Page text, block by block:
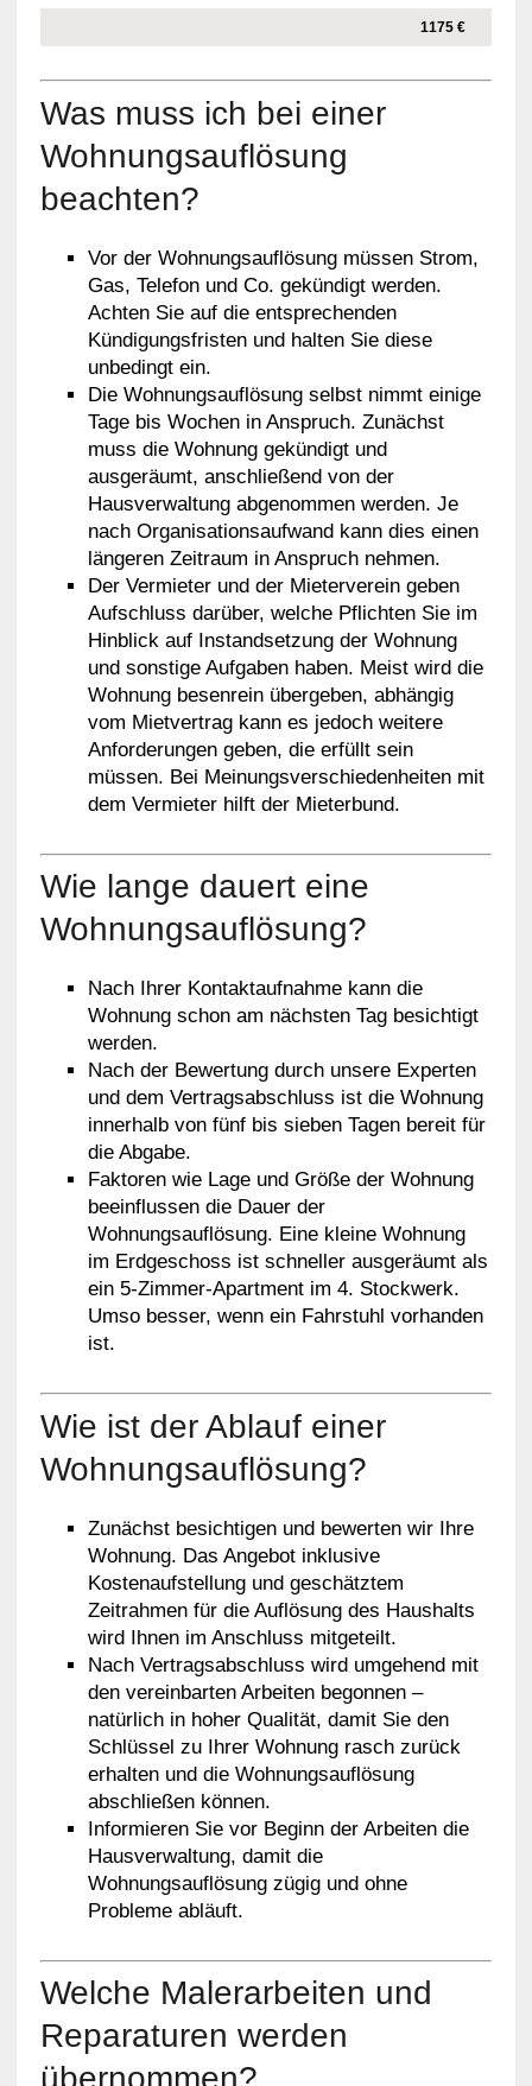
1175 €
Was muss ich bei einer
Wohnungsauflösung
beachten?
Vor der Wohnungsauflösung müssen Strom,
Gas, Telefon und Co. gekündigt werden.
Achten Sie auf die entsprechenden
Kündigungsfristen und halten Sie diese
unbedingt ein.
Die Wohnungsauflösung selbst nimmt einige
Tage bis Wochen in Anspruch. Zunächst
muss die Wohnung gekündigt und
ausgeräumt, anschließend von der
Hausverwaltung abgenommen werden. Je
nach Organisationsaufwand kann dies einen
längeren Zeitraum in Anspruch nehmen.
Der Vermieter und der Mieterverein geben
Aufschluss darüber, welche Pflichten Sie im
Hinblick auf Instandsetzung der Wohnung
und sonstige Aufgaben haben. Meist wird die
Wohnung besenrein übergeben, abhängig
vom Mietvertrag kann es jedoch weitere
Anforderungen geben, die erfüllt sein
müssen. Bei Meinungsverschiedenheiten mit
dem Vermieter hilft der Mieterbund.
Wie lange dauert eine
Wohnungsauflösung?
Nach Ihrer Kontaktaufnahme kann die
Wohnung schon am nächsten Tag besichtigt
werden.
Nach der Bewertung durch unsere Experten
und dem Vertragsabschluss ist die Wohnung
innerhalb von fünf bis sieben Tagen bereit für
die Abgabe.
Faktoren wie Lage und Größe der Wohnung
beeinflussen die Dauer der
Wohnungsauflösung. Eine kleine Wohnung
im Erdgeschoss ist schneller ausgeräumt als
ein 5-Zimmer-Apartment im 4. Stockwerk.
Umso besser, wenn ein Fahrstuhl vorhanden
ist.
Wie ist der Ablauf einer
Wohnungsauflösung?
Zunächst besichtigen und bewerten wir Ihre
Wohnung. Das Angebot inklusive
Kostenaufstellung und geschätztem
Zeitrahmen für die Auflösung des Haushalts
wird Ihnen im Anschluss mitgeteilt.
Nach Vertragsabschluss wird umgehend mit
den vereinbarten Arbeiten begonnen –
natürlich in hoher Qualität, damit Sie den
Schlüssel zu Ihrer Wohnung rasch zurück
erhalten und die Wohnungsauflösung
abschließen können.
Informieren Sie vor Beginn der Arbeiten die
Hausverwaltung, damit die
Wohnungsauflösung zügig und ohne
Probleme abläuft.
Welche Malerarbeiten und
Reparaturen werden